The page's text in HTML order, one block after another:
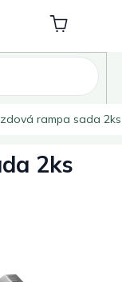
Nákupní
košík
rampa sada
2ks